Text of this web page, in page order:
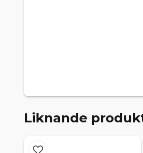
Liknande